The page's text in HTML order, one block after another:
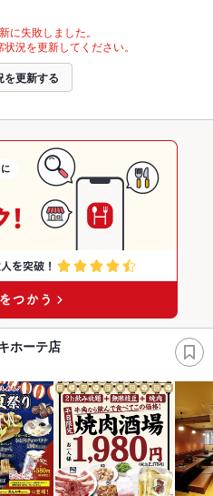
に失敗しました。
況を更新してください。
を更新する
ホーテ店